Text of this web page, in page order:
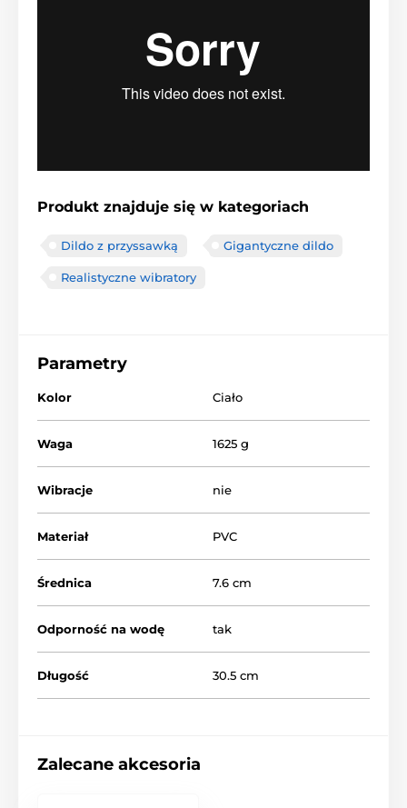
Produkt znajduje się w kategoriach
Dildo z przyssawką Gigantyczne dildo
Realistyczne wibratory
Parametry
Kolor Ciało
Waga 1625 g
Wibracje nie
Materiał PVC
Średnica 7.6 cm
Odporność na wodę tak
Długość 30.5 cm
Zalecane akcesoria